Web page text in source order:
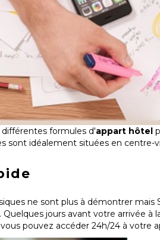
formules d'appart hôtel
sont idéalement situées en
ne sont plus à démontrer mais
jours avant votre arrivée à
pouvez accéder 24h/24 à votre